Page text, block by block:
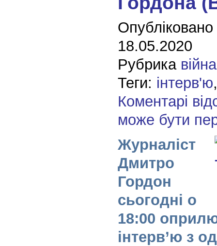
18.05.2020
Рубрика війна
Теги: інтерв'ю
Коментарі
може бути
Журналіст
Дмитро
Гордон
сьогодні о
18:00
інтерв’ю з